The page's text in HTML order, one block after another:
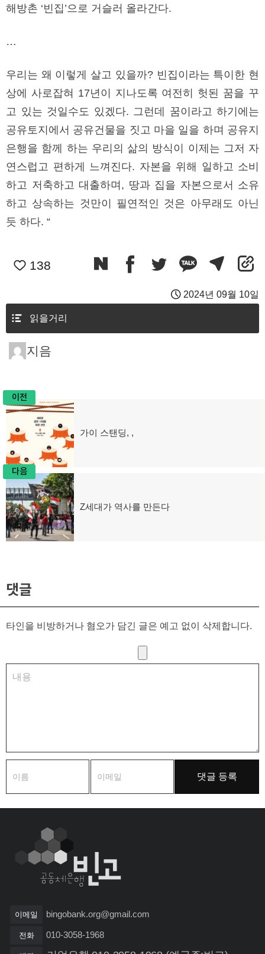
해방촌 ‘빈집’으로 거슬러 올라간다.
…
우리는 왜 이렇게 살고 있을까? 빈집이라는 특이한 현
상에 사로잡혀 17년이 지나도록 여전히 헛된 꿈을 꾸
고 있는 것일수도 있겠다. 그런데 꿈이라고 하기에는
공유토지에서 공유건물을 짓고 마을 일을 하며 공유지
은행을 함께 하는 우리의 삶의 방식이 이제는 그저 자
연스럽고 편하게 느껴진다. 자본을 위해 일하고 소비
하고 저축하고 대출하며, 땅과 집을 자본으로서 소유
하고 상속하는 것만이 필연적인 것은 아무래도 아닌
듯 하다. “
138
2024년 09월 10일
읽을거리
지음
탐
색
이전
이
가이 스탠딩, ,
다음
다
Z세대가 역사를 만든다
댓글
타인을 비방하거나 혐오가 담긴 글은 예고 없이 삭제합니다.
이메일 bingobank.org@gmail.com
전화 010-3058-1968